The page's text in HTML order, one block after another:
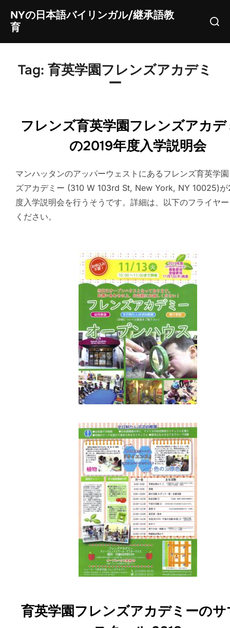
content
NYの日本語バイリンガル/継承語教
育
Tag: 育英学園フレンズアカデミ
ー
フレンズ育英学園フレンズアカデ
の2019年度入学説明会
マンハッタンのアッパーウェストにあるフレンズ育英学
ズアカデミー (310 W 103rd St, New York, NY 10025)が
度入学説明会を行うそうです。詳細は、以下のフライヤ
ください。
育英学園フレンズアカデミーのサ